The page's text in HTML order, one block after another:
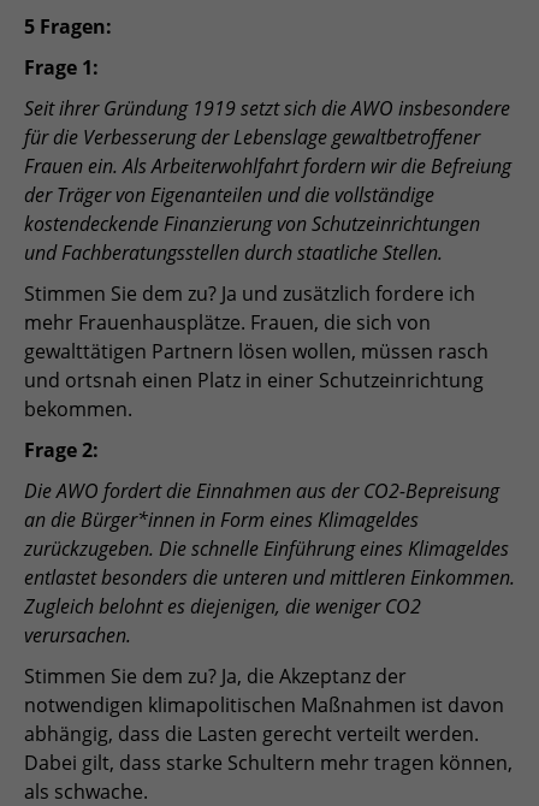
5 Fragen:
Frage 1:
Seit ihrer Gründung 1919 setzt sich die AWO insbesondere
für die Verbesserung der Lebenslage gewaltbetroffener
Frauen ein. Als Arbeiterwohlfahrt fordern wir die Befreiung
der Träger von Eigenanteilen und die vollständige
kostendeckende Finanzierung von Schutzeinrichtungen
und Fachberatungsstellen durch staatliche Stellen.
Stimmen Sie dem zu? Ja und zusätzlich fordere ich
mehr Frauenhausplätze. Frauen, die sich von
gewalttätigen Partnern lösen wollen, müssen rasch
und ortsnah einen Platz in einer Schutzeinrichtung
bekommen.
Frage 2:
Die AWO fordert die Einnahmen aus der CO2-Bepreisung
an die Bürger*innen in Form eines Klimageldes
zurückzugeben. Die schnelle Einführung eines Klimageldes
entlastet besonders die unteren und mittleren Einkommen.
Zugleich belohnt es diejenigen, die weniger CO2
verursachen.
Stimmen Sie dem zu? Ja, die Akzeptanz der
notwendigen klimapolitischen Maßnahmen ist davon
abhängig, dass die Lasten gerecht verteilt werden.
Dabei gilt, dass starke Schultern mehr tragen können,
als schwache.